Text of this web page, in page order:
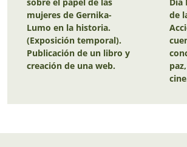
mujeres de Gernika-
Lumo en la historia.
(Exposición temporal).
Publicación de un libro y
creación de una web.
de